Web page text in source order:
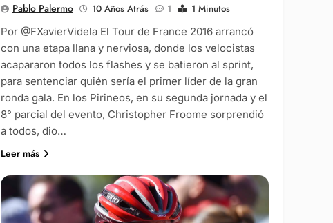
Pablo Palermo 10 Años Atrás 1
1 Minutos
Por @FXavierVidela El Tour de France 2016 arrancó
con una etapa llana y nerviosa, donde los velocistas
acapararon todos los flashes y se batieron al sprint,
para sentenciar quién sería el primer líder de la gran
ronda gala. En los Pirineos, en su segunda jornada y el
8° parcial del evento, Christopher Froome sorprendió
a todos, dio…
Leer más